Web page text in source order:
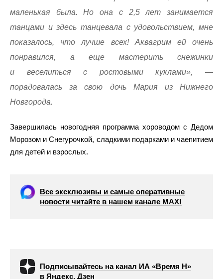
маленькая была. Но она с 2,5 лет занимается
танцами и здесь танцевала с удовольствием, мне
показалось, что лучше всех! Аквагрим ей очень
понравился, а еще мастерить снежинки
и веселиться с ростовыми куклами», —
порадовалась за свою дочь Мария из Нижнего
Новгорода.
Завершилась новогодняя программа хороводом с Дедом
Морозом и Снегурочкой, сладкими подарками и чаепитием
для детей и взрослых.
Все эксклюзивы и самые оперативные
новости читайте в нашем канале МАХ!
Подписывайтесь на канал ИА «Время Н»
в Яндекс. Дзен